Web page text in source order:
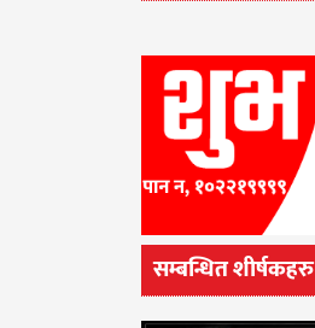
सम्बन्धित शीर्षकहरु